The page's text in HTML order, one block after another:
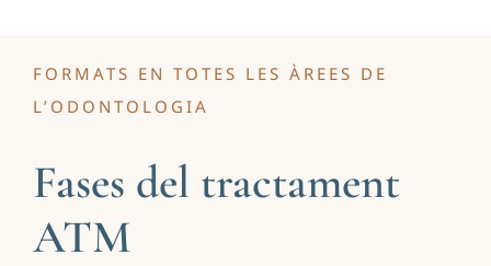
FORMATS EN TOTES LES ÀREES DE
L’ODONTOLOGIA
Fases del tractament
ATM